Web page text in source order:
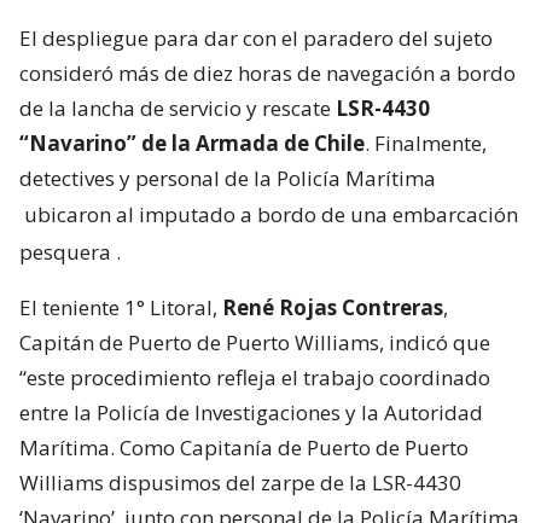
El despliegue para dar con el paradero del sujeto
consideró más de diez horas de navegación a bordo
de la lancha de servicio y rescate LSR-4430
“Navarino” de la Armada de Chile. Finalmente,
detectives y personal de la Policía Marítima
ubicaron al imputado a bordo de una embarcación
pesquera .
El teniente 1° Litoral, René Rojas Contreras,
Capitán de Puerto de Puerto Williams, indicó que
“este procedimiento refleja el trabajo coordinado
entre la Policía de Investigaciones y la Autoridad
Marítima. Como Capitanía de Puerto de Puerto
Williams dispusimos del zarpe de la LSR-4430